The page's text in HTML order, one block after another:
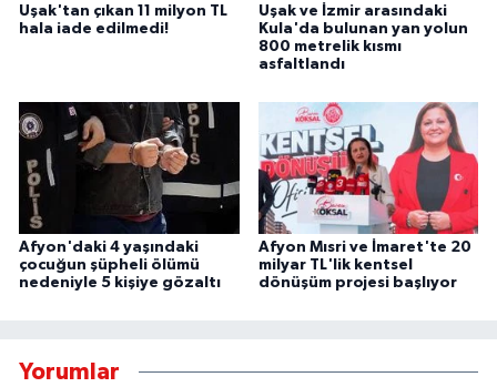
Uşak'tan çıkan 11 milyon TL
hala iade edilmedi!
Uşak ve İzmir arasındaki
Kula'da bulunan yan yolun
800 metrelik kısmı
asfaltlandı
Afyon'daki 4 yaşındaki
çocuğun şüpheli ölümü
nedeniyle 5 kişiye gözaltı
Afyon Mısri ve İmaret'te 20
milyar TL'lik kentsel
dönüşüm projesi başlıyor
Yorumlar